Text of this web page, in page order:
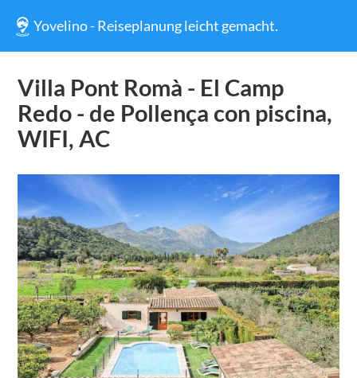
Yovelino - Reiseplanung leicht gemacht.
Villa Pont Romà - El Camp
Redo - de Pollença con piscina,
WIFI, AC